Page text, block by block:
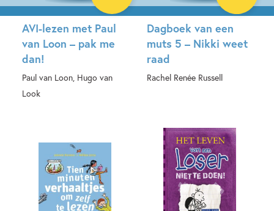
AVI-lezen met Paul
van Loon – pak me
dan!
Paul van Loon, Hugo van
Look
Dagboek van een
muts 5 – Nikki weet
raad
Rachel Renée Russell